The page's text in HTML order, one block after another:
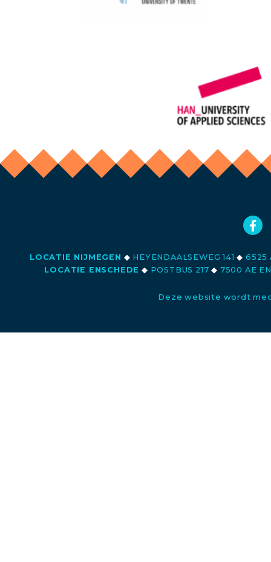
LOCATIE NIJMEGEN ◆ HEYENDAALSEWEG 141◆ 6525
LOCATIE ENSCHEDE ◆ POSTBUS 217◆ 7500 AE
Deze website wordt